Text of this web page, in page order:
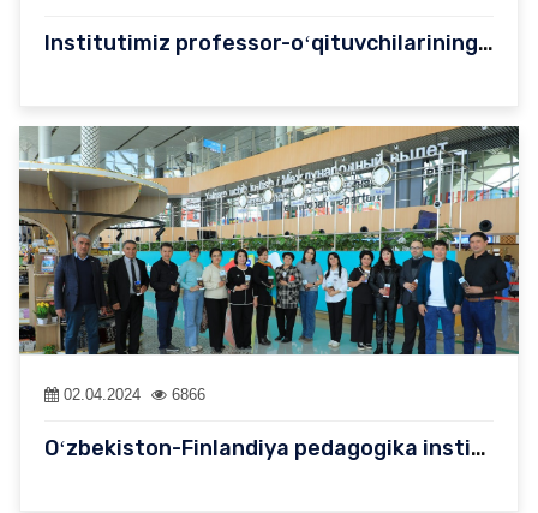
Institutimiz professor-oʻqituvchilarining Qozon federal universi…
02.04.2024 6866
Oʻzbekiston-Finlandiya pedagogika institutining 15 nafar profess…